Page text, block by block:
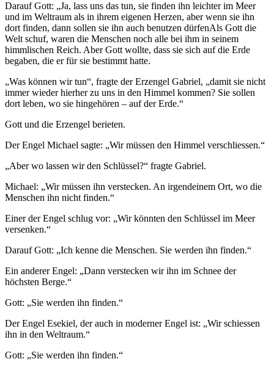
Darauf Gott: „Ja, lass uns das tun, sie finden ihn leichter im Meer
und im Weltraum als in ihrem eigenen Herzen, aber wenn sie ihn
dort finden, dann sollen sie ihn auch benutzen dürfenAls Gott die
Welt schuf, waren die Menschen noch alle bei ihm in seinem
himmlischen Reich. Aber Gott wollte, dass sie sich auf die Erde
begaben, die er für sie bestimmt hatte.
„Was können wir tun“, fragte der Erzengel Gabriel, „damit sie nicht
immer wieder hierher zu uns in den Himmel kommen? Sie sollen
dort leben, wo sie hingehören – auf der Erde.“
Gott und die Erzengel berieten.
Der Engel Michael sagte: „Wir müssen den Himmel verschliessen.“
„Aber wo lassen wir den Schlüssel?“ fragte Gabriel.
Michael: „Wir müssen ihn verstecken. An irgendeinem Ort, wo die
Menschen ihn nicht finden.“
Einer der Engel schlug vor: „Wir könnten den Schlüssel im Meer
versenken.“
Darauf Gott: „Ich kenne die Menschen. Sie werden ihn finden.“
Ein anderer Engel: „Dann verstecken wir ihn im Schnee der
höchsten Berge.“
Gott: „Sie werden ihn finden.“
Der Engel Esekiel, der auch in moderner Engel ist: „Wir schiessen
ihn in den Weltraum.“
Gott: „Sie werden ihn finden.“